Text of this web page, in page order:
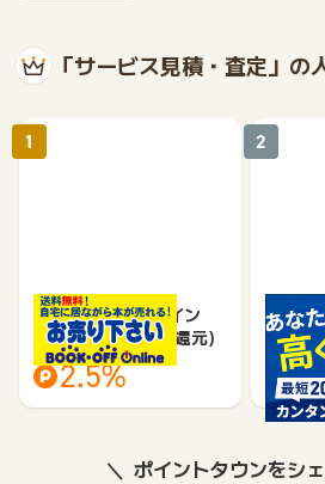
「サービス見積・査定」の
ブックオフオンライン
【宅配買取】(料率還元)
2.5%
1
車買取
2
ポイントタウンをシ